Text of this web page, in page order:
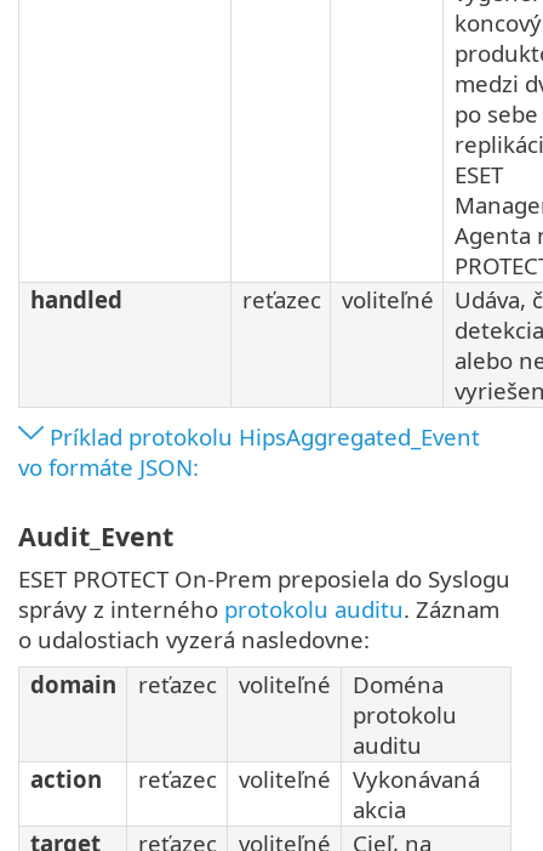
medzi
po
ESET
Agenta
handled
reťazec voliteľné
Udáva,
alebo
Príklad protokolu HipsAggregated_Event
vo formáte JSON:
Audit_Event
ESET PROTECT On-Prem preposiela do Syslogu
správy z interného protokolu auditu. Záznam
o udalostiach vyzerá nasledovne:
domain
reťazec voliteľné
Doména
protokolu
auditu
action
reťazec voliteľné
Vykonávaná
akcia
target
reťazec voliteľné Cieľ, na